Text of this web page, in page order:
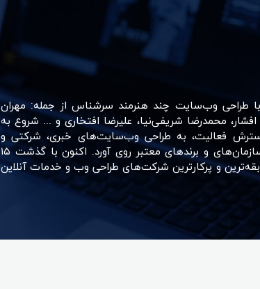
نقطه‌چین در سال ۱۳۸۳ با طراحی وب‌سایت چند هنرمند سرشناس از جمله: مهران
افشار، محمدرضا شریفی‌نیا، علیرضا افتخاری و ... شروع به
فعالیت، به طراحی وب‌سایت‌های خبری، شرکتی و
سازمانی و صنعتی برای سازمان‌های و برند‌های معتبر روی آورد. اکنون با گذشت ۱۵
و پرکارترین شرکت‌های طراحی وب و خدمات آنلاین